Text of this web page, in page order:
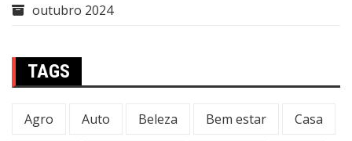
outubro 2024
TAGS
Agro Auto Beleza Bem estar Casa